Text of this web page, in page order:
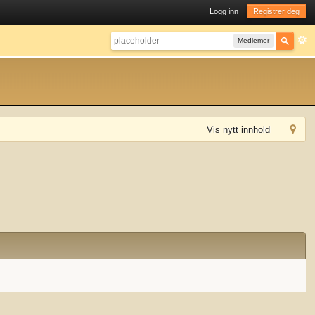
Logg inn Registrer deg
Medlemer
Vis nytt innhold